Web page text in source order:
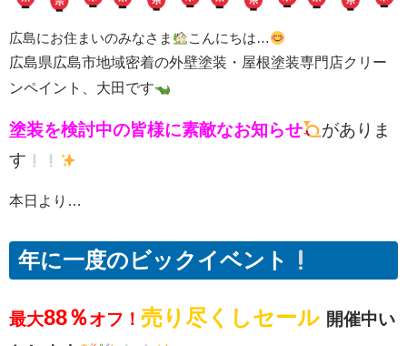
広島にお住まいのみなさま
こんにちは…
広島県広島市地域密着の外壁塗装・屋根塗装専門店クリー
ンペイント、大田です
塗装を検討中の皆様に素敵なお知らせ
がありま
す
本日より…
年に一度のビックイベント
最大88％オフ！ 売り尽くしセール 開催中い